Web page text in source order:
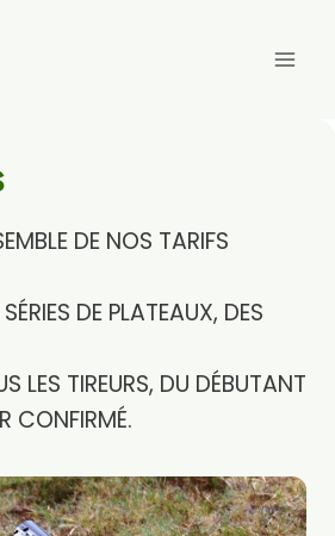
DE NOS TARIFS
DE PLATEAUX, DES
LES TIREURS, DU DÉBUTANT
CONFIRMÉ.